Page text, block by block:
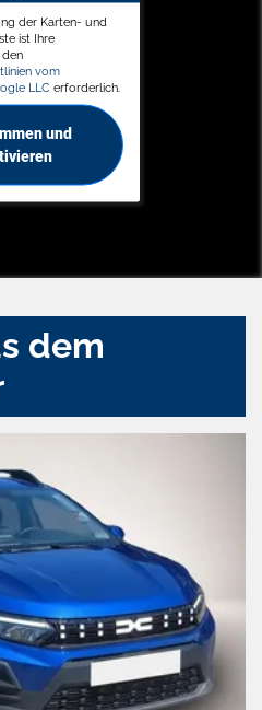
der Karten- und
ist Ihre
vom
LLC erforderlich.
und
dem